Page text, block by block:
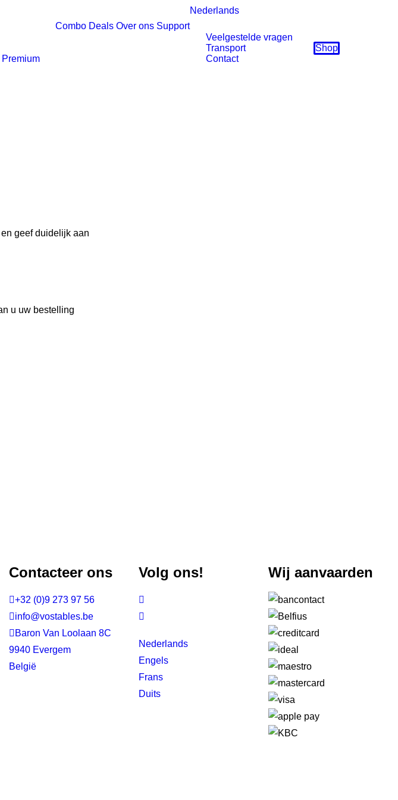
Nederlands
Combo Deals Over ons Support
Veelgestelde vragen
Transport
Contact
Shop
en geef duidelijk aan
u uw bestelling
Contacteer ons
+32 (0)9 273 97 56
info@vostables.be
 Baron Van Loolaan 8C
9940 Evergem
België
Volg ons!


Nederlands
Engels
Frans
Duits
Wij aanvaarden